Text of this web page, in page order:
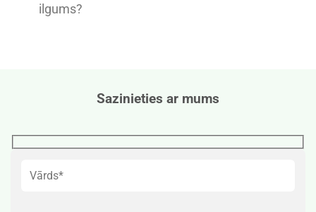
ilgums?
Sazinieties ar mums